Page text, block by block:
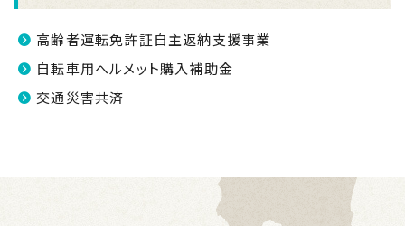
高齢者運転免許証自主返納支援事業
自転車用へルメット購入補助金
交通災害共済